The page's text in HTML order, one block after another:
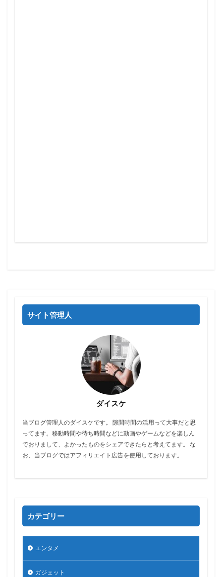
サイト管理人
ダイスケ
当ブログ管理人のダイスケです。 隙間時間の活用って大事だと思
ってます。移動時間や待ち時間などに動画やゲームなどを楽しん
でおりまして、よかったものをシェアできたらと考えてます。 な
お、当ブログではアフィリエイト広告を使用しております。
カテゴリー
エンタメ
ガジェット